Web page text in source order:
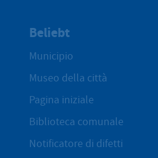
Beliebt
Municipio
Museo della città
Pagina iniziale
Biblioteca comunale
Notificatore di difetti